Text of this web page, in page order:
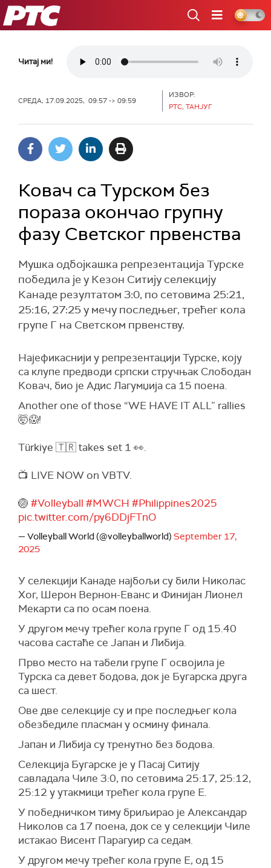
РТС
Читај ми!
СРЕДА, 17.09.2025, 09:57 -> 09:59
ИЗВОР:
РТС, ТАНЈУГ
Ковач са Турском без
пораза окончао групну
фазу Светског првенства
Мушка одбојкашка репрезентација Турске
победила је у Кезон Ситију селекцију
Канаде резултатом 3:0, по сетовима 25:21,
25:16, 27:25 у мечу последњег, трећег кола
групе Г на Светском првенству.
Најефикаснији у репрезентацији Турске, коју
са клупе предводи српски стручњак Слободан
Ковач, био је Адис Лагумџија са 15 поена.
Another one of those “WE HAVE IT ALL” rallies
🤯😱!
Türkiye 🇹🇷 takes set 1 👀.
📺 LIVE NOW on VBTV.
🏐 #Volleyball #MWCH #Philippines2025
pic.twitter.com/py6DDjFTnO
— Volleyball World (@volleyballworld) September 17,
2025
У селекцији Канаде најбољи су били Николас
Хог, Шерон Вернон-Еванс и Финијан Лионел
Мекарти са по осам поена.
У другом мечу трећег кола групе Г од 15.40
часова састаће се Јапан и Либија.
Прво место на табели групе Г освојила је
Турска са девет бодова, док је Бугарска друга
са шест.
Ове две селекције су и пре последњег кола
обезбедиле пласман у осмину финала.
Јапан и Либија су тренутно без бодова.
Селекција Бугарске је у Пасај Ситију
савладала Чиле 3:0, по сетовима 25:17, 25:12,
25:12 у утакмици трећег кола групе Е.
У победничком тиму бриљирао је Александар
Николов са 17 поена, док се у селекцији Чиле
истакао Висент Парагуир са седам.
У другом мечу трећег кола групе Е, од 15